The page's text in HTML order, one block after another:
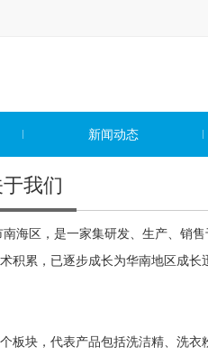
新闻动态
于我们
海区，是一家集研发、生产、销
累，已逐步成长为华南地区成长
块，代表产品包括洗洁精、洗